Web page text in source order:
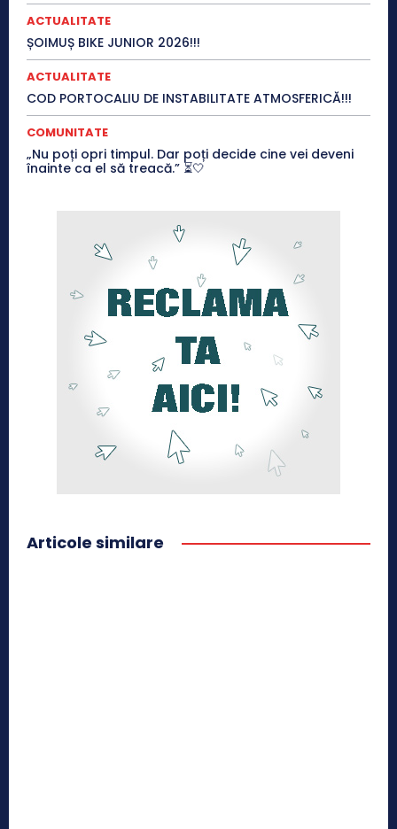
ACTUALITATE
ȘOIMUȘ BIKE JUNIOR 2026!!!
ACTUALITATE
COD PORTOCALIU DE INSTABILITATE ATMOSFERICĂ!!!
COMUNITATE
„Nu poți opri timpul. Dar poți decide cine vei deveni
înainte ca el să treacă.” ⏳🤍
Articole similare